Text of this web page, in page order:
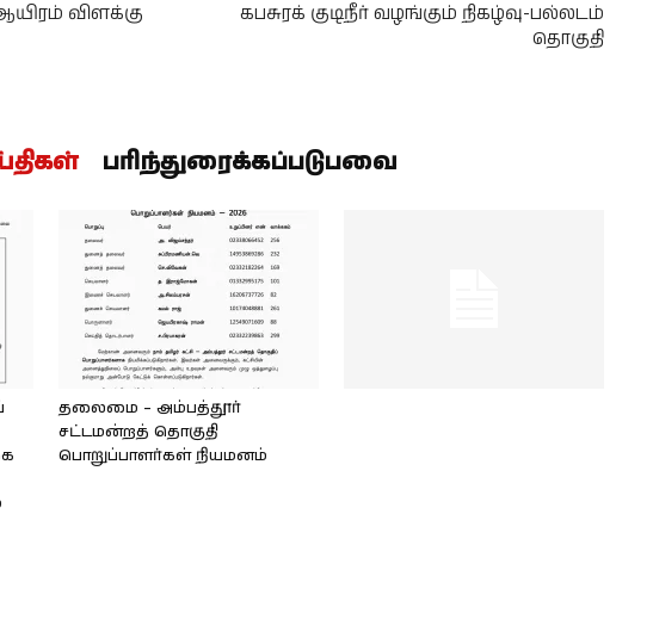
விளக்கு
கபசுரக் குடிநீர் வழங்கும் நிகழ்வு-பல்லடம்
தொகுதி
பரிந்துரைக்கப்படுபவை
தலைமை – அம்பத்தூர்
சட்டமன்றத் தொகுதி
பொறுப்பாளர்கள் நியமனம்